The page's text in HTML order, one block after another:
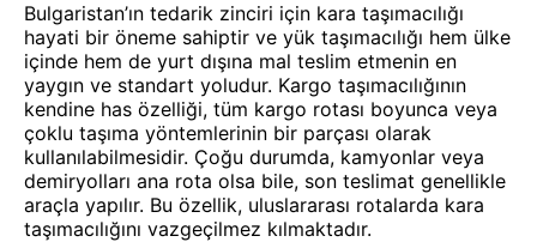
Bulgaristan’ın tedarik zinciri için kara taşımacılığı
hayati bir öneme sahiptir ve yük taşımacılığı hem ülke
içinde hem de yurt dışına mal teslim etmenin en
yaygın ve standart yoludur. Kargo taşımacılığının
kendine has özelliği, tüm kargo rotası boyunca veya
çoklu taşıma yöntemlerinin bir parçası olarak
kullanılabilmesidir. Çoğu durumda, kamyonlar veya
demiryolları ana rota olsa bile, son teslimat genellikle
araçla yapılır. Bu özellik, uluslararası rotalarda kara
taşımacılığını vazgeçilmez kılmaktadır.